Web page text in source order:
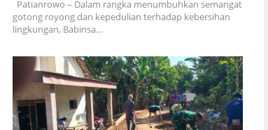
Patianrowo – Dalam rangka menumbuhkan semangat
gotong royong dan kepedulian terhadap kebersihan
lingkungan, Babinsa…